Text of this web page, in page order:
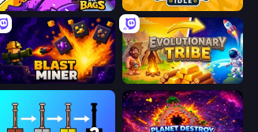
Dungeons and Bags Ragdoll Factory Idle
Blast Miner Evolutionary Tribe